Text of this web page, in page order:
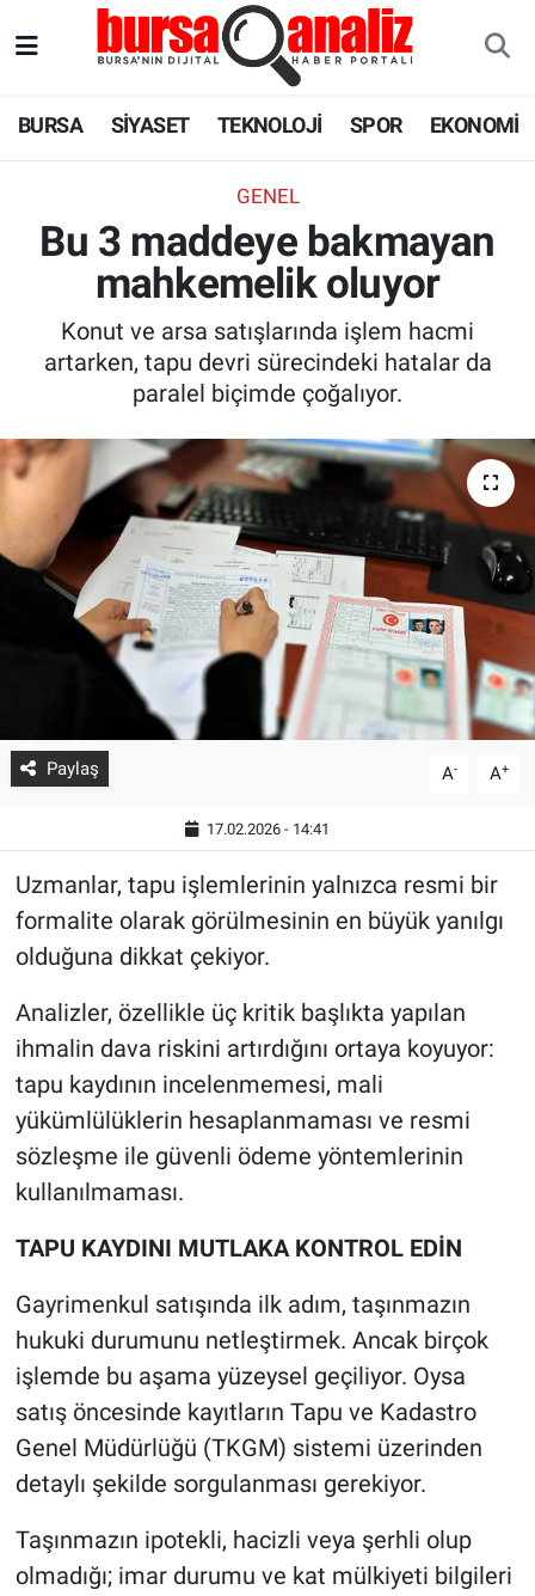
BURSA SİYASET TEKNOLOJİ SPOR EKONOMİ
GENEL
Bu 3 maddeye bakmayan
mahkemelik oluyor
Konut ve arsa satışlarında işlem hacmi
artarken, tapu devri sürecindeki hatalar da
paralel biçimde çoğalıyor.
Paylaş A- A+
17.02.2026 - 14:41
Uzmanlar, tapu işlemlerinin yalnızca resmi bir
formalite olarak görülmesinin en büyük yanılgı
olduğuna dikkat çekiyor.
Analizler, özellikle üç kritik başlıkta yapılan
ihmalin dava riskini artırdığını ortaya koyuyor:
tapu kaydının incelenmemesi, mali
yükümlülüklerin hesaplanmaması ve resmi
sözleşme ile güvenli ödeme yöntemlerinin
kullanılmaması.
TAPU KAYDINI MUTLAKA KONTROL EDİN
Gayrimenkul satışında ilk adım, taşınmazın
hukuki durumunu netleştirmek. Ancak birçok
işlemde bu aşama yüzeysel geçiliyor. Oysa
satış öncesinde kayıtların Tapu ve Kadastro
Genel Müdürlüğü (TKGM) sistemi üzerinden
detaylı şekilde sorgulanması gerekiyor.
Taşınmazın ipotekli, hacizli veya şerhli olup
olmadığı; imar durumu ve kat mülkiyeti bilgileri
SPOR
EKONOMİ
SAĞLIK
ASTROLOJİ
BLOG
Süper Lig Puan Durumu ve Fikstür
Tüm Manşetler
Son Dakika Haberleri
Haber Arşivi